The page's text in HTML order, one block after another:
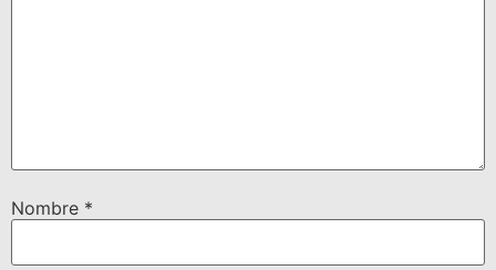
Nombre *